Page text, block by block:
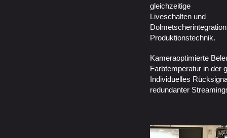
gleichzeitige
Liveschalten und
Produktionstechnik.
Kameraoptimierte
Farbtemperatur in der
Individuelles
redundanter